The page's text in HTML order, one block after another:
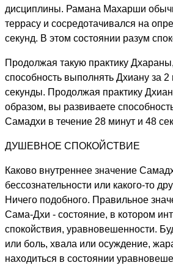
дисциплины. Рамана Махарши
террасу и сосредотачивался на
секунд. В этом состоянии разум
Продолжая такую практику
способность выполнять Дхиану за
секунды. Продолжая практику
образом, вы развиваете
Самадхи в течение 28 минут и 48
ДУШЕВНОЕ СПОКОЙСТВИЕ
Каково внутреннее значение
бессознательности или какого-то
Ничего подобного. Правильное
Сама-Дхи - состояние, в котором
спокойствия, уравновешенности.
или боль, хвала или осуждение,
находиться в состоянии